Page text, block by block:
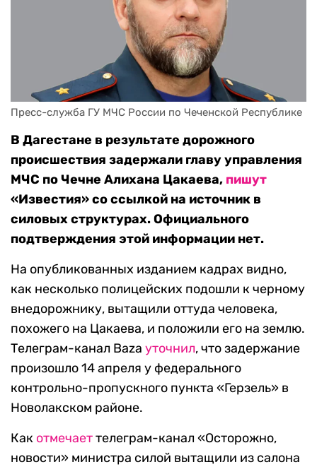
Пресс-служба ГУ МЧС России по Чеченской Республике
В Дагестане в результате дорожного
происшествия задержали главу управления
МЧС по Чечне Алихана Цакаева, пишут
«Известия» со ссылкой на источник в
силовых структурах. Официального
подтверждения этой информации нет.
На опубликованных изданием кадрах видно,
как несколько полицейских подошли к черному
внедорожнику, вытащили оттуда человека,
похожего на Цакаева, и положили его на землю.
Телеграм-канал Baza уточнил, что задержание
произошло 14 апреля у федерального
контрольно-пропускного пункта «Герзель» в
Новолакском районе.
Как отмечаеттелеграм-канал «Осторожно,
новости» министра силой вытащили из салона